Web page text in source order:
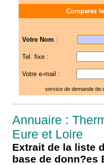
Comparez
Votre Nom :
Tel. fixe :
Votre e-mail :
service de demande de
Annuaire :
Eure et Loire
Extrait de la liste
base de donn?es